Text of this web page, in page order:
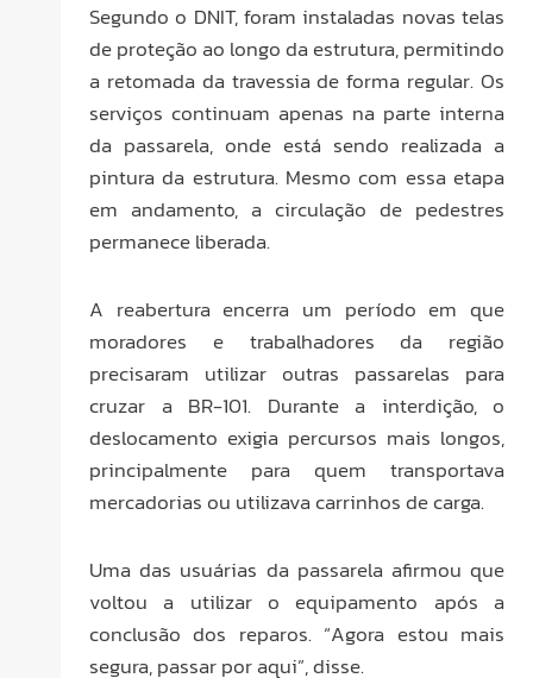
Segundo o DNIT, foram instaladas novas telas
de proteção ao longo da estrutura, permitindo
a retomada da travessia de forma regular. Os
serviços continuam apenas na parte interna
da passarela, onde está sendo realizada a
pintura da estrutura. Mesmo com essa etapa
em andamento, a circulação de pedestres
permanece liberada.
A reabertura encerra um período em que
moradores e trabalhadores da região
precisaram utilizar outras passarelas para
cruzar a BR-101. Durante a interdição, o
deslocamento exigia percursos mais longos,
principalmente para quem transportava
mercadorias ou utilizava carrinhos de carga.
Uma das usuárias da passarela afirmou que
voltou a utilizar o equipamento após a
conclusão dos reparos. “Agora estou mais
segura, passar por aqui”, disse.